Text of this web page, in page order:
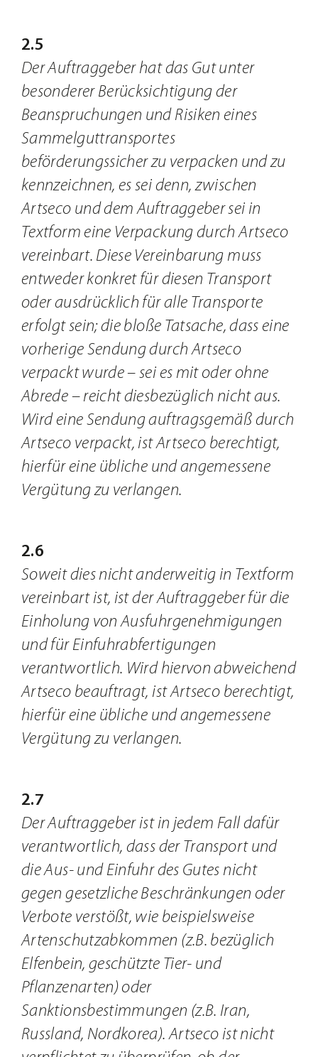
2.5
Der Auftraggeber hat das Gut unter
besonderer Berücksichtigung der
Beanspruchungen und Risiken eines
Sammelguttransportes
beförderungssicher zu verpacken und zu
kennzeichnen, es sei denn, zwischen
Artseco und dem Auftraggeber sei in
Textform eine Verpackung durch Artseco
vereinbart. Diese Vereinbarung muss
entweder konkret für diesen Transport
oder ausdrücklich für alle Transporte
erfolgt sein; die bloße Tatsache, dass eine
vorherige Sendung durch Artseco
verpackt wurde – sei es mit oder ohne
Abrede – reicht diesbezüglich nicht aus.
Wird eine Sendung auftragsgemäß durch
Artseco verpackt, ist Artseco berechtigt,
hierfür eine übliche und angemessene
Vergütung zu verlangen.
2.6
Soweit dies nicht anderweitig in Textform
vereinbart ist, ist der Auftraggeber für die
Einholung von Ausfuhrgenehmigungen
und für Einfuhrabfertigungen
verantwortlich. Wird hiervon abweichend
Artseco beauftragt, ist Artseco berechtigt,
hierfür eine übliche und angemessene
Vergütung zu verlangen.
2.7
Der Auftraggeber ist in jedem Fall dafür
verantwortlich, dass der Transport und
die Aus- und Einfuhr des Gutes nicht
gegen gesetzliche Beschränkungen oder
Verbote verstößt, wie beispielsweise
Artenschutzabkommen (z.B. bezüglich
Elfenbein, geschützte Tier- und
Pflanzenarten) oder
Sanktionsbestimmungen (z.B. Iran,
Russland, Nordkorea). Artseco ist nicht